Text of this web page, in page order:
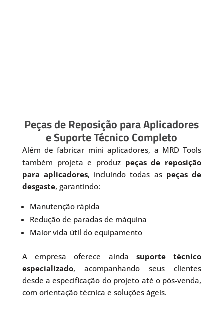
Peças de Reposição para Aplicadores
e Suporte Técnico Completo
Além de fabricar mini aplicadores, a MRD Tools
também projeta e produz peças de reposição
para aplicadores, incluindo todas as peças de
desgaste, garantindo:
Manutenção rápida
Redução de paradas de máquina
Maior vida útil do equipamento
A empresa oferece ainda suporte técnico
especializado, acompanhando seus clientes
desde a especificação do projeto até o pós-venda,
com orientação técnica e soluções ágeis.